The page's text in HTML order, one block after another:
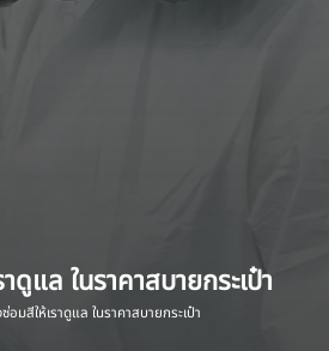
ดูแล ในราคาสบายกระเป๋า
ซ่อมสีให้เราดูแล ในราคาสบายกระเป๋า